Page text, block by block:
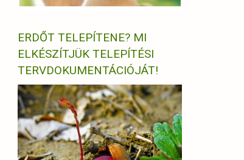
ERDŐT TELEPÍTENE? MI
ELKÉSZÍTJÜK TELEPÍTÉSI
TERVDOKUMENTÁCIÓJÁT!